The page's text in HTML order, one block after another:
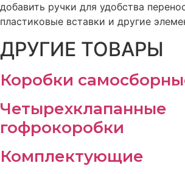
добавить ручки для удобства
пластиковые вставки и другие
ДРУГИЕ ТОВАРЫ
Коробки
Четырехклапанные
гофрокоробки
Комплектующие